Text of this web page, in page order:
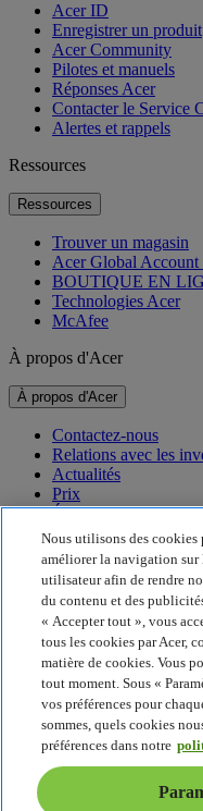
Acer ID
Enregistrer un produit
Acer Community
Pilotes et manuels
Réponses Acer
Contacter le Service
Alertes et rappels
Ressources
Ressources
Trouver un magasin
Acer Global Account
BOUTIQUE EN
Technologies Acer
McAfee
À propos d'Acer
À propos d'Acer
Contactez-nous
Relations avec les
Actualités
Prix
Événements
Développement durable
Développement durable
Responsabilité
Empreinte carbone
Project Humanity
Earthion
Politique de confidentialité
Politique en matière de
Mentions légales
Informations légales
Politique en matière
Nous utilisons des cookies
améliorer la navigation sur
utilisateur afin de rendre
du contenu et des
« Accepter tout », vous
tous les cookies par Acer,
matière de cookies. Vous
tout moment. Sous «
vos préférences pour
sommes, quels cookies
préférences dans notre